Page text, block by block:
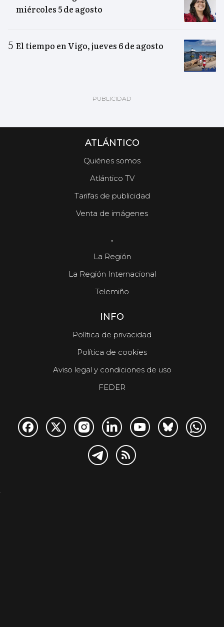
miércoles 5 de agosto
El tiempo en Vigo, jueves 6 de agosto
ATLÁNTICO
Quiénes somos
Atlántico TV
Tarifas de publicidad
Venta de imágenes
.
La Región
La Región Internacional
Telemiño
INFO
Política de privacidad
Política de cookies
Aviso legal y condiciones de uso
FEDER